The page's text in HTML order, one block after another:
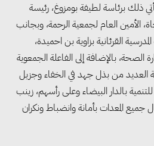
ذلك برئاسة لطيفة بومزوغ، رئيسة
الأمين العام لجمعية الرحمة، وبجانب
القرئانية بزاوية بن احميدة،
الصحة، بالإضافة إلى الفاعلة الجمعوية
العديد من بذل جهد في الخفاء وجزيل
بالدار البيضاء وعلى رأسهم، زينب
المعدات بأمانة وانضباط ونكران
تراجع معدل
البطالة في مصر إلى 5.8% خلال